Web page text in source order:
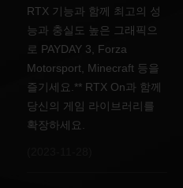
RTX 기능과 함께 최고의 성
능과 충실도 높은 그래픽으
로 PAYDAY 3, Forza
Motorsport, Minecraft 등을
즐기세요.** RTX On과 함께
당신의 게임 라이브러리를
확장하세요.